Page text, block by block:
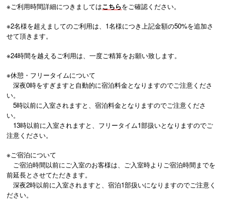
※ご利用時間詳細につきましてはこちらをご確認ください。
※2名様を超えましてのご利用は、1名様につき上記金額の50%を追加さ
せて頂きます。
※24時間を越えるご利用は、一度ご精算をお願い致します。
※休憩・フリータイムについて
深夜0時をすぎますと自動的に宿泊料金となりますのでご注意くださ
い。
5時以前に入室されますと、宿泊料金となりますのでご注意くださ
い。
13時以前に入室されますと、フリータイム1部扱いとなりますのでご
注意ください。
※ご宿泊について
ご宿泊時間以前にご入室のお客様は、ご入室時よりご宿泊時間までを
前延長とさせてただきます。
深夜2時以前に入室されますと、宿泊1部扱いになりますのでご注意く
ださい。